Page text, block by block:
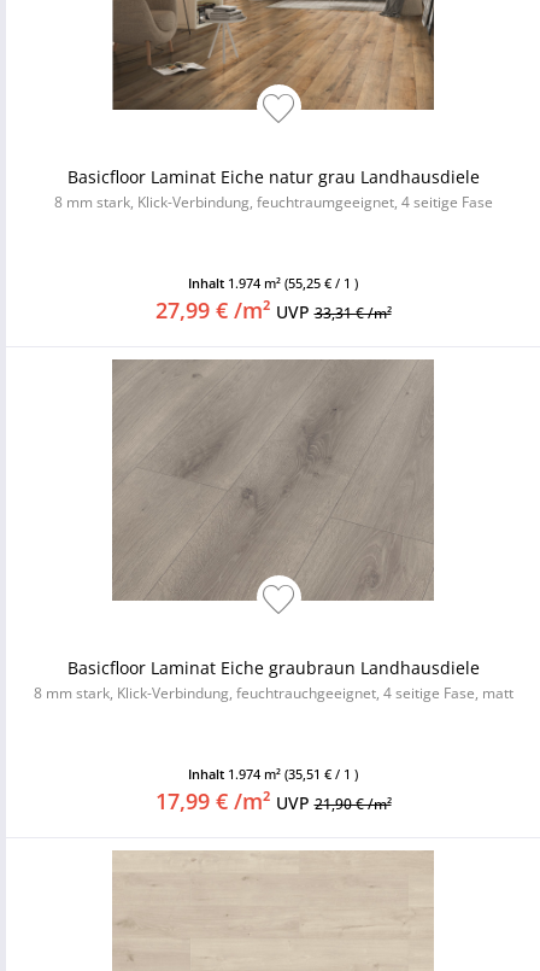
Basicfloor Laminat Eiche natur grau Landhausdiele
8 mm stark, Klick-Verbindung, feuchtraumgeeignet, 4 seitige Fase
Inhalt 1.974 m² (55,25 € / 1 )
27,99 € /m² UVP33,31 € /m²
Basicfloor Laminat Eiche graubraun Landhausdiele
8 mm stark, Klick-Verbindung, feuchtrauchgeeignet, 4 seitige Fase, matt
Inhalt 1.974 m² (35,51 € / 1 )
17,99 € /m² UVP21,90 € /m²